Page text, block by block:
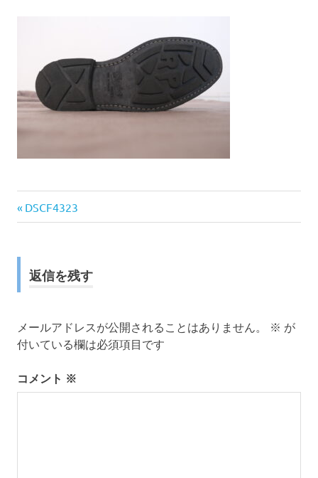
投
ナ
ゲ
シ
前
の
DSCF4323
返信を残す
メールアドレスが公開されることはありません。 ※ が
付いている欄は必須項目です
コメント ※